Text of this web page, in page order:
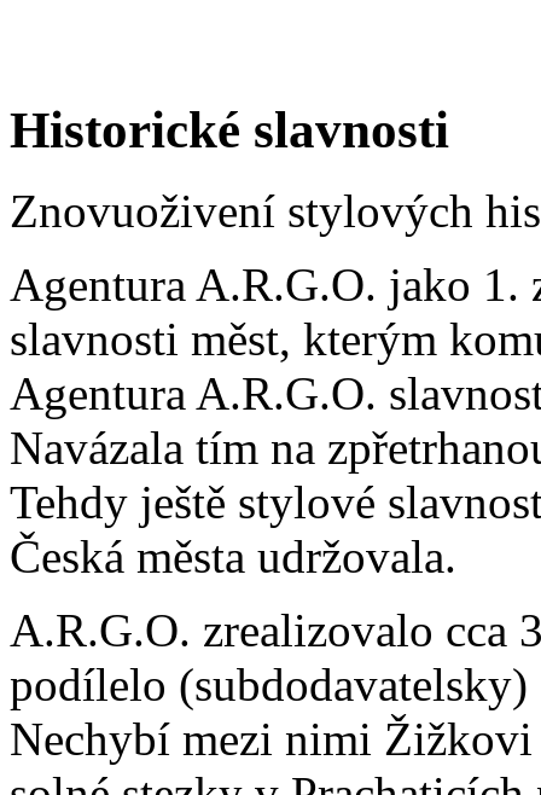
Historické slavnosti
Znovuoživení stylových
Agentura A.R.G.O. jako
slavnosti měst, kterým
Agentura A.R.G.O.
Navázala tím na
Tehdy ještě stylové
Česká města udržovala.
A.R.G.O. zrealizovalo cca
podílelo (subdodavatelsky)
Nechybí mezi nimi